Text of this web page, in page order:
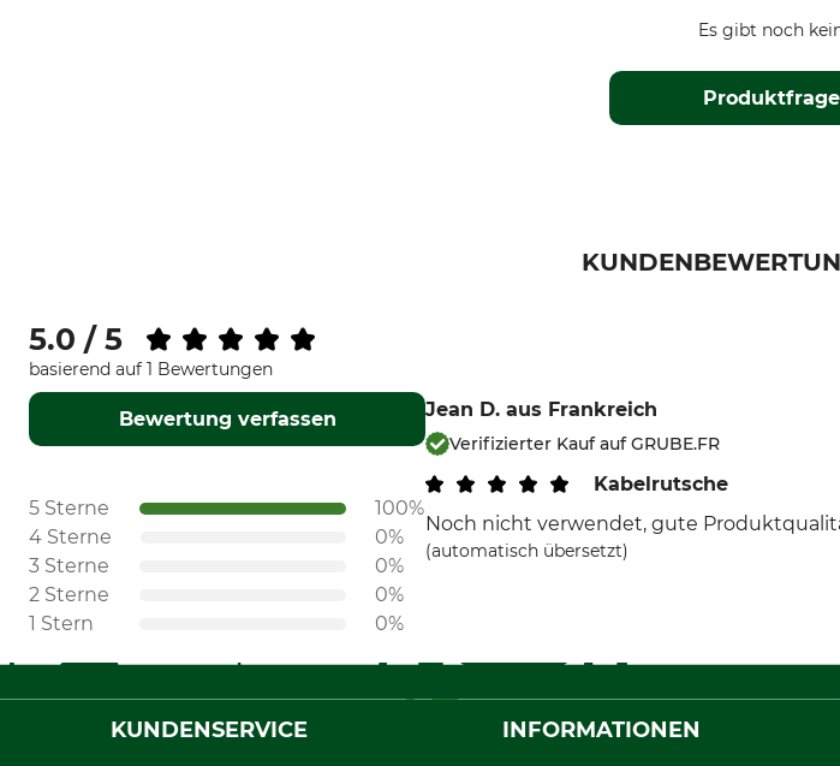
Es gibt noch
5.0 / 5
basierend auf 1 Bewertungen
Bewertung verfassen
5 Sterne
100%
4 Sterne
0%
3 Sterne
0%
2 Sterne
0%
1 Stern
0%
Jean D. aus Frankreich
Verifizierter Kauf auf GRUBE.FR
Kabelrutsche
Noch nicht verwendet, gute
(automatisch übersetzt)
KUNDENSERVICE INFORMATIONEN